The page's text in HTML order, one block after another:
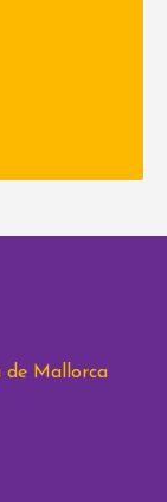
de Mallorca